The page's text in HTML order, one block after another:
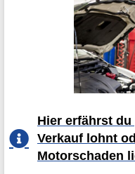
Hier erfährst
Verkauf lohnt
Motorschaden